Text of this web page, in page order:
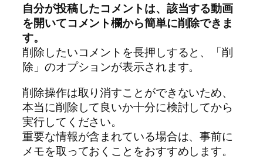
自分が投稿したコメントは、該当する動画
を開いてコメント欄から簡単に削除できま
す。
削除したいコメントを長押しすると、「削
除」のオプションが表示されます。
削除操作は取り消すことができないため、
本当に削除して良いか十分に検討してから
実行してください。
重要な情報が含まれている場合は、事前に
メモを取っておくことをおすすめします。